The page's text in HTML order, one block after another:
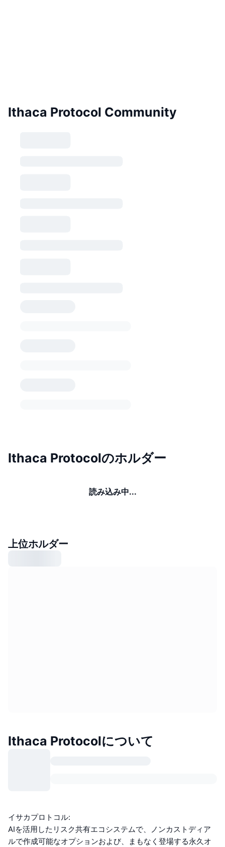
Ithaca Protocol Community
Ithaca Protocolのホルダー
読み込み中...
上位ホルダー
Ithaca Protocolについて
イサカプロトコル:
AIを活用したリスク共有エコシステムで、ノンカストディア
ルで作成可能なオプションおよび、まもなく登場する永久オ